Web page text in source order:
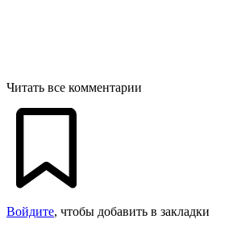
Читать все комментарии
Войдите, чтобы добавить в закладки